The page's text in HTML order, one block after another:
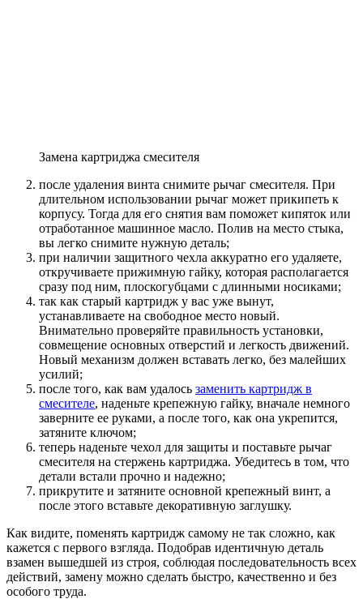
Замена картриджа смесителя
после удаления винта снимите рычаг смесителя. При
длительном использовании рычаг может прикипеть к
корпусу. Тогда для его снятия вам поможет кипяток или
отработанное машинное масло. Полив на место стыка,
вы легко снимите нужную деталь;
при наличии защитного чехла аккуратно его удаляете,
откручиваете прижимную гайку, которая располагается
сразу под ним, плоскогубцами с длинными носиками;
так как старый картридж у вас уже вынут,
устанавливаете на свободное место новый.
Внимательно проверяйте правильность установки,
совмещение основных отверстий и легкость движений.
Новый механизм должен вставать легко, без малейших
усилий;
после того, как вам удалось заменить картридж в
смесителе, наденьте крепежную гайку, вначале немного
заверните ее руками, а после того, как она укрепится,
затяните ключом;
теперь наденьте чехол для защиты и поставьте рычаг
смесителя на стержень картриджа. Убедитесь в том, что
детали встали прочно и надежно;
прикрутите и затяните основной крепежный винт, а
после этого вставьте декоративную заглушку.
Как видите, поменять картридж самому не так сложно, как
кажется с первого взгляда. Подобрав идентичную деталь
взамен вышедшей из строя, соблюдая последовательность всех
действий, замену можно сделать быстро, качественно и без
особого труда.